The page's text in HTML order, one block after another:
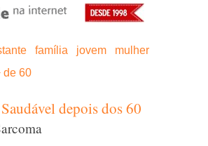
família jovem
mulher
de 60
Saudável depois dos 60